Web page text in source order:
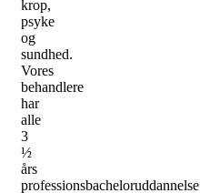
krop,
psyke
og
sundhed.
Vores
behandlere
har
alle
3
½
års
professionsbacheloruddannelse